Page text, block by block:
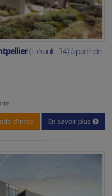
(Hérault - 34) à partir de
d'infos En savoir plus